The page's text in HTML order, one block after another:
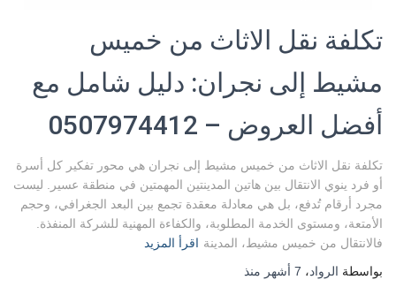
تكلفة نقل الاثاث من خميس
مشيط إلى نجران: دليل شامل مع
أفضل العروض – 0507974412
تكلفة نقل الاثاث من خميس مشيط إلى نجران هي محور تفكير كل أسرة
أو فرد ينوي الانتقال بين هاتين المدينتين المهمتين في منطقة عسير. ليست
مجرد أرقام تُدفع، بل هي معادلة معقدة تجمع بين البعد الجغرافي، وحجم
الأمتعة، ومستوى الخدمة المطلوبة، والكفاءة المهنية للشركة المنفذة.
فالانتقال من خميس مشيط، المدينة اقرأ المزيد
بواسطة الرواد، 7 أشهر منذ